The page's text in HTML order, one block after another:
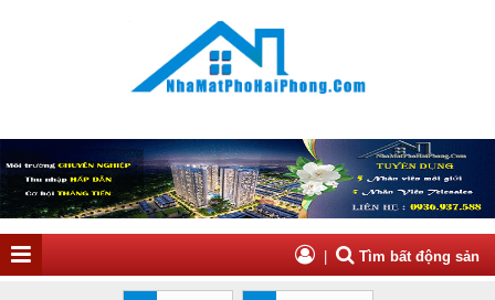
Tìm bất động sản